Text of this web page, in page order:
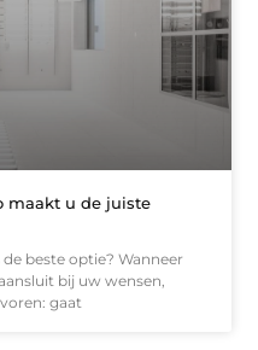
maakt u de juiste
beste optie? Wanneer
bij uw wensen,
gaat